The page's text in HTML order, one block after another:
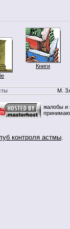
Книги
М.
жалобы и
контроля астмы.